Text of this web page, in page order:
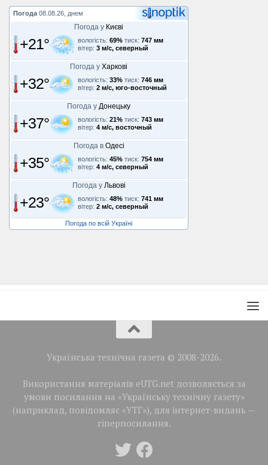
Погода 08.08.26, днем
Погода у Києві
+21° вологість: 69% тиск: 747 мм
вітер: 3 м/с, северный
Погода у Харкові
+32° вологість: 33% тиск: 746 мм
вітер: 2 м/с, юго-восточный
Погода у Донецьку
+37° вологість: 21% тиск: 743 мм
вітер: 4 м/с, восточный
Погода в Одесі
+35° вологість: 45% тиск: 754 мм
вітер: 4 м/с, северный
Погода у Львові
+23° вологість: 48% тиск: 741 мм
вітер: 2 м/с, северный
Погода по всій Україні
Українська технічна газета © 2008-2026.
Використання матеріалів eUTG.net дозволяється за
умови посилання на «Українську технічну газету»
(наприклад, повідомляє «УТГ»), для інтернет-видань —
гіперпосилання.